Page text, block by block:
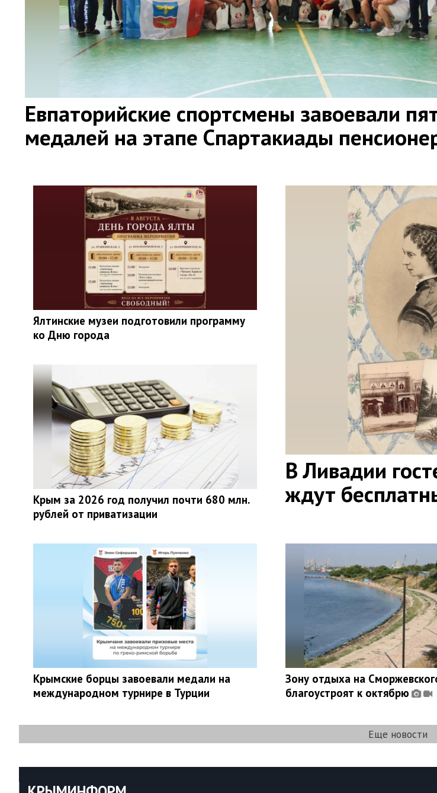
Евпаторийские спортсмены завоевали
медалей на этапе Спартакиады
В Ливадии
ждут
Ялтинские музеи подготовили программу
ко Дню города
Крым за 2026 год получил почти 680 млн.
рублей от приватизации
Крымские борцы завоевали медали на
международном турнире в Турции
Зону отдыха на
благоустроят к октябрю
Еще новости